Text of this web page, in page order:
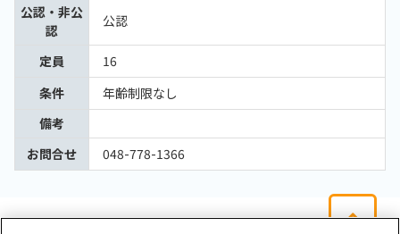
公認・非公
認
公認
定員
16
条件
年齢制限なし
備考
お問合せ
048-778-1366